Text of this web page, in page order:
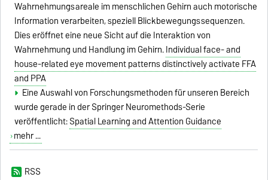
Wahrnehmungsareale im menschlichen Gehirn auch motorische
Information verarbeiten, speziell Blickbewegungssequenzen.
Dies eröffnet eine neue Sicht auf die Interaktion von
Wahrnehmung und Handlung im Gehirn.Individual face- and
house-related eye movement patterns distinctively activate FFA
and PPA
Eine Auswahl von Forschungsmethoden für unseren Bereich
wurde gerade in der Springer Neuromethods-Serie
veröffentlicht:Spatial Learning and Attention Guidance
mehr ...
RSS